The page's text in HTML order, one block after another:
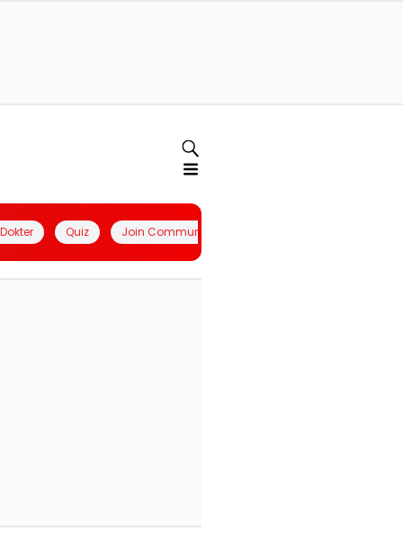
Quiz Join Community